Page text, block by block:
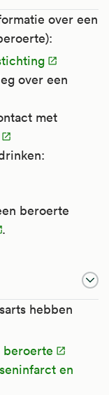
over een
over een
met
beroerte
.
hebben
beroerte
en